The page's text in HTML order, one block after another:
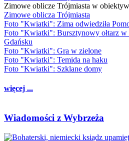
Zimowe oblicze Trójmiasta w
Zimowe oblicza Trójmiasta
Foto "Kwiatki": Zima odwiedziła
Foto "Kwiatki": Bursztynowy ołtarz
Gdańsku
Foto "Kwiatki": Gra w zielone
Foto "Kwiatki": Temida na haku
Foto "Kwiatki": Szklane domy
więcej ...
Wiadomości z Wybrzeża